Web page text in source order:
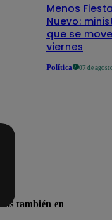
Menos
Nuevo:
que se
viernes
Política 07 de
también en